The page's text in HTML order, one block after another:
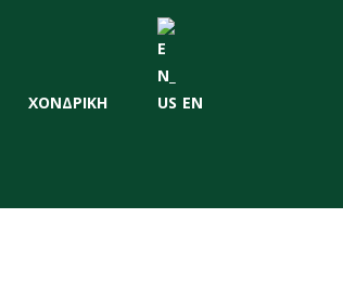
ΧΟΝΔΡΙΚΗ EN